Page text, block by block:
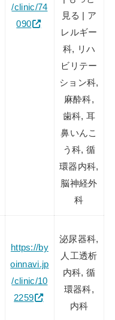
/clinic/74
090
見る | ア
レルギー
科, リハ
ビリテー
ション科,
麻酔科,
歯科, 耳
鼻いんこ
う科, 循
環器内科,
脳神経外
科
https://by
oinnavi.jp
/clinic/10
2259
泌尿器科,
人工透析
内科, 循
環器科,
内科